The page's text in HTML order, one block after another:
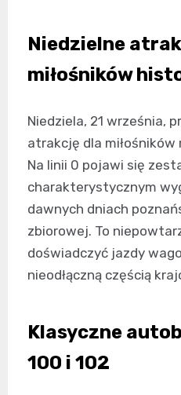
Niedzielne
miłośników
Niedziela, 21 września,
atrakcję dla miłośników
Na linii 0 pojawi się
charakterystycznym
dawnych dniach
zbiorowej. To
doświadczyć jazdy
nieodłączną częścią
Klasyczne
100 i 102